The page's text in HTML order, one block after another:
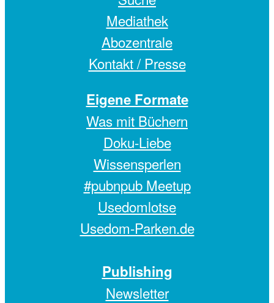
Mediathek
Abozentrale
Kontakt / Presse
Eigene Formate
Was mit Büchern
Doku-Liebe
Wissensperlen
#pubnpub Meetup
Usedomlotse
Usedom-Parken.de
Publishing
Newsletter